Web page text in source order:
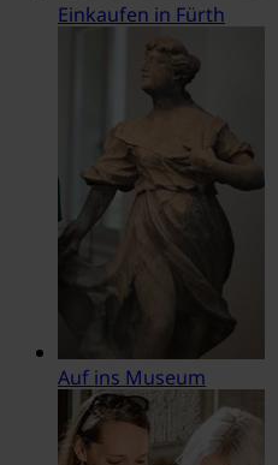
Einkaufen in Fürth
Auf ins Museum